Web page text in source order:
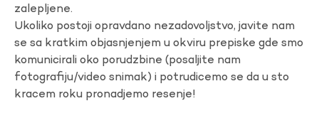
zalepljene.
Ukoliko postoji opravdano nezadovoljstvo, javite nam
se sa kratkim objasnjenjem u okviru prepiske gde smo
komunicirali oko porudzbine (posaljite nam
fotografiju/video snimak) i potrudicemo se da u sto
kracem roku pronadjemo resenje!